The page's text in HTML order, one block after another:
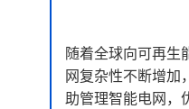
随着全球向可再生
网复杂性不断增加
助管理智能电网，